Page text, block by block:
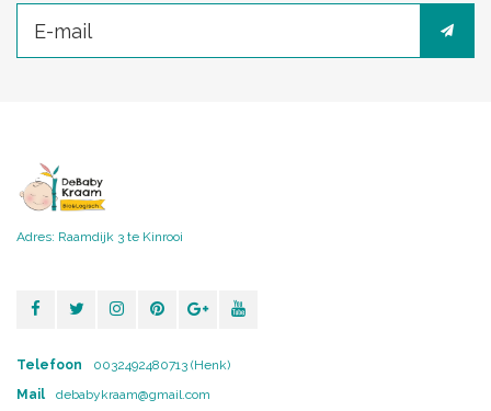
Adres: Raamdijk 3 te Kinrooi
Telefoon
0032492480713 (Henk)
Mail
debabykraam@gmail.com